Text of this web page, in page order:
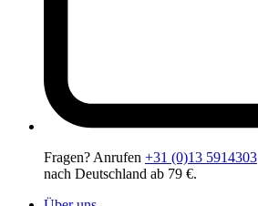
Fragen? Anrufen +31 (0)13 5914303
nach Deutschland ab 79 €.